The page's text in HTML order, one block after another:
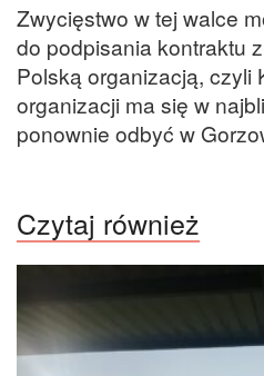
Zwycięstwo w tej walce
do podpisania kontraktu
Polską organizacją, czyli
organizacji ma się w
ponownie odbyć w
Czytaj również